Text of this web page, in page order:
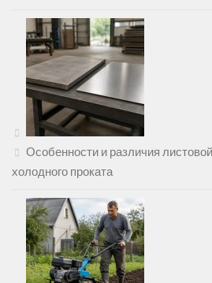
Особенности и различия
холодного проката